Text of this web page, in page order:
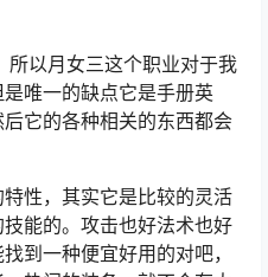
以月女三这个职业对于我
唯一的缺点它是手册英
它的各种相关的东西都会
性，其实它是比较的灵活
能的。攻击也好法术也好
到一种便宜好用的对吧，